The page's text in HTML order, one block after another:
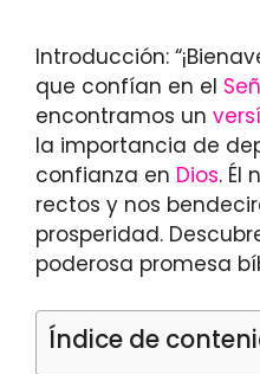
Introducción:
que confían en el
encontramos un
la importancia de
confianza en Dios. Él
rectos y nos
prosperidad.
poderosa promesa
Índice de